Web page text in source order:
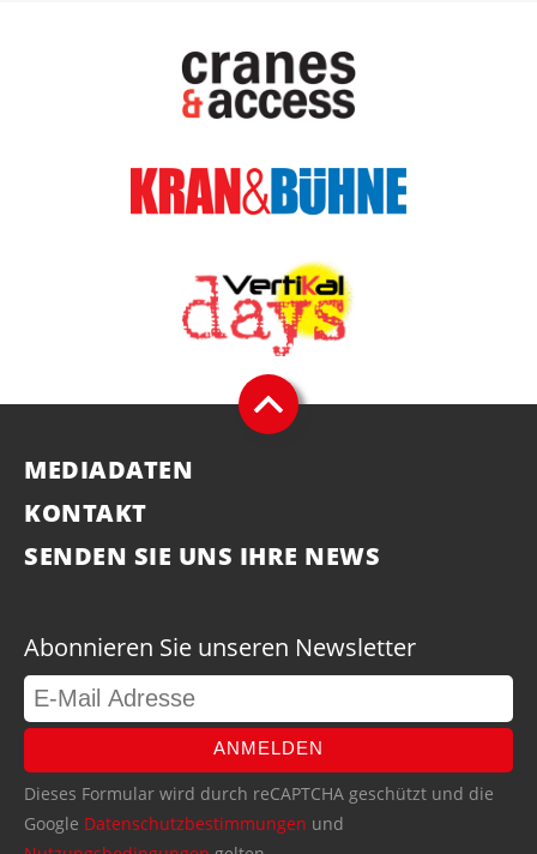
MEDIADATEN
KONTAKT
SENDEN SIE UNS IHRE NEWS
Abonnieren Sie unseren Newsletter
ANMELDEN
Dieses Formular wird durch reCAPTCHA geschützt und die
Google Datenschutzbestimmungen und